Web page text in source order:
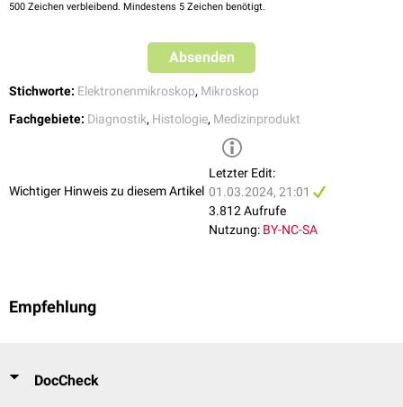
500 Zeichen verbleibend. Mindestens 5 Zeichen benötigt.
Absenden
Stichworte: Elektronenmikroskop, Mikroskop
Fachgebiete: Diagnostik, Histologie, Medizinprodukt
Wichtiger Hinweis zu diesem Artikel
Letzter Edit:
01.03.2024, 21:01
3.812 Aufrufe
Nutzung: BY-NC-SA
Empfehlung
DocCheck